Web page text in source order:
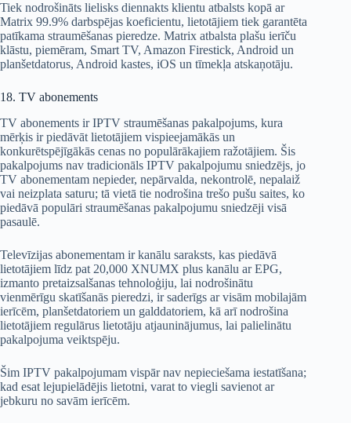
Tiek nodrošināts lielisks diennakts klientu atbalsts kopā ar
Matrix 99.9% darbspējas koeficientu, lietotājiem tiek garantēta
patīkama straumēšanas pieredze. Matrix atbalsta plašu ierīču
klāstu, piemēram, Smart TV, Amazon Firestick, Android un
planšetdatorus, Android kastes, iOS un tīmekļa atskaņotāju.
18. TV abonements
TV abonements ir IPTV straumēšanas pakalpojums, kura
mērķis ir piedāvāt lietotājiem vispieejamākās un
konkurētspējīgākās cenas no populārākajiem ražotājiem. Šis
pakalpojums nav tradicionāls IPTV pakalpojumu sniedzējs, jo
TV abonementam nepieder, nepārvalda, nekontrolē, nepalaiž
vai neizplata saturu; tā vietā tie nodrošina trešo pušu saites, ko
piedāvā populāri straumēšanas pakalpojumu sniedzēji visā
pasaulē.
Televīzijas abonementam ir kanālu saraksts, kas piedāvā
lietotājiem līdz pat 20,000 XNUMX plus kanālu ar EPG,
izmanto pretaizsalšanas tehnoloģiju, lai nodrošinātu
vienmērīgu skatīšanās pieredzi, ir saderīgs ar visām mobilajām
ierīcēm, planšetdatoriem un galddatoriem, kā arī nodrošina
lietotājiem regulārus lietotāju atjauninājumus, lai palielinātu
pakalpojuma veiktspēju.
Šim IPTV pakalpojumam vispār nav nepieciešama iestatīšana;
kad esat lejupielādējis lietotni, varat to viegli savienot ar
jebkuru no savām ierīcēm.